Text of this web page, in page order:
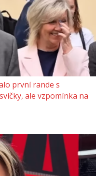
první rande s
ale vzpomínka na